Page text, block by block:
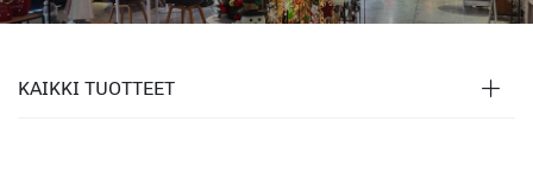
KAIKKI TUOTTEET